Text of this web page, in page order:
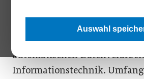
Auswahl
Direktwerbeunternehmen,
zu Fachverfahren,
automatischen
Informationstechnik.